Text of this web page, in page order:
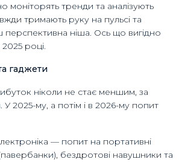
моніторять тренди та аналізують
тримають руку на пульсі та
перспективна ніша. Ось що вигідно
році.
гаджети
ніколи не стає меншим, за
У 2025-му, а потім і в 2026-му попит
— попит на портативні
бездротові навушники та